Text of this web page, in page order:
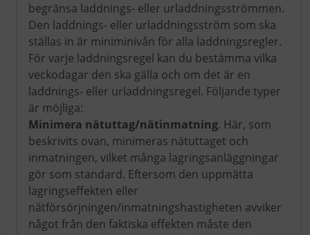
begränsa laddnings- eller urladdningsströmmen.
Den laddnings- eller urladdningsström som ska
ställas in är miniminivån för alla laddningsregler.
För varje laddningsregel kan du bestämma vilka
veckodagar den ska gälla och om det är en
laddnings- eller urladdningsregel. Följande typer
är möjliga:
Minimera nätuttag/nätinmatning. Här, som
beskrivits ovan, minimeras nätuttaget och
inmatningen, vilket många lagringsanläggningar
gör som standard. Eftersom den uppmätta
lagringseffekten eller
nätförsörjningen/inmatningshastigheten avviker
något från den faktiska effekten måste den